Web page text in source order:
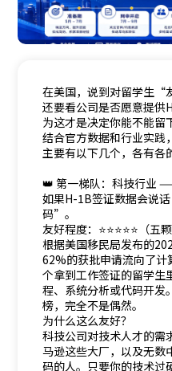
在美国，说到对留学生“
还要看公司是否愿意提
为这才是决定你能不能留
结合官方数据和行业实践
主要有以下几个，各有各
👑 第一梯队：科技行业
如果H-1B签证数据会说
码”。
友好程度：⭐⭐⭐⭐⭐（五颗
根据美国移民局发布的
62%的获批申请流向了计
个拿到工作签证的留学生
程、系统分析或代码开发
榜，完全不是偶然。
为什么这么友好？
科技公司对技术人才的需
马逊这些大厂，以及无数
码的人。只要你的技术过